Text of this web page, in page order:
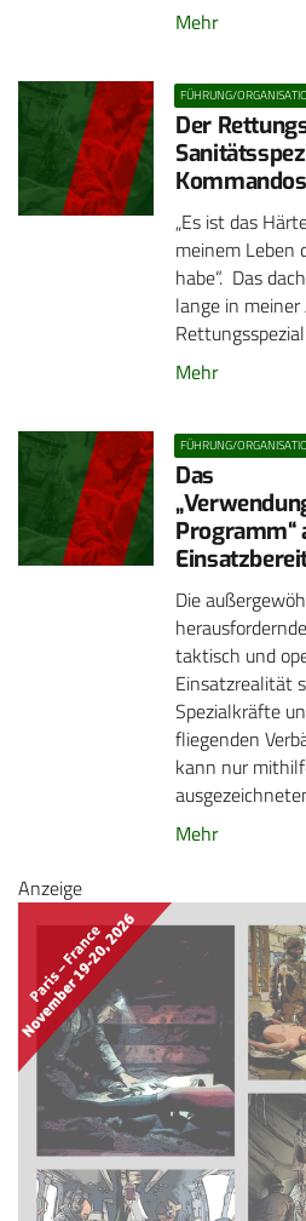
Mehr
FÜHRUNG/
Der
„Es ist das
meinem Leben
habe“. Das
lange in
Mehr
FÜHRUNG/
Das
Programm“
Die
taktisch und
Einsatzrealität
Spezialkräfte
fliegenden
kann nur
Mehr
Anzeige